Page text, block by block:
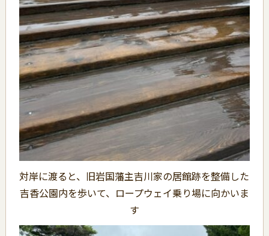
対岸に渡ると、旧岩国藩主吉川家の居館跡を整備した
吉香公園内を歩いて、ロープウェイ乗り場に向かいま
す